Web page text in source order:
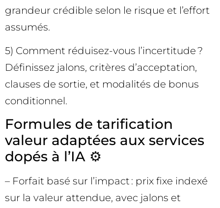
grandeur crédible selon le risque et l’effort
assumés.
5) Comment réduisez-vous l’incertitude ?
Définissez jalons, critères d’acceptation,
clauses de sortie, et modalités de bonus
conditionnel.
Formules de tarification
valeur adaptées aux services
dopés à l’IA ⚙️
– Forfait basé sur l’impact : prix fixe indexé
sur la valeur attendue, avec jalons et